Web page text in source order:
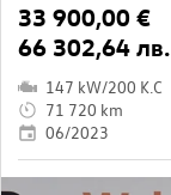
33 900,00 €
66 302,64 лв.
147 kW/200 K.C
71 720 km
06/2023